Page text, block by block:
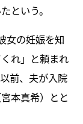
という。
女の妊娠を知
れ」と頼まれ
前、夫が入院
本真希）とと